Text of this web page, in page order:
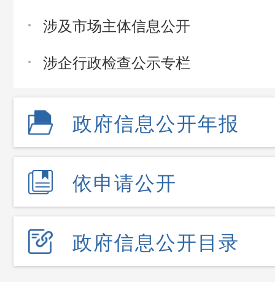
涉及市场主体信息公开
涉企行政检查公示专栏
政府信息公开年报
依申请公开
政府信息公开目录